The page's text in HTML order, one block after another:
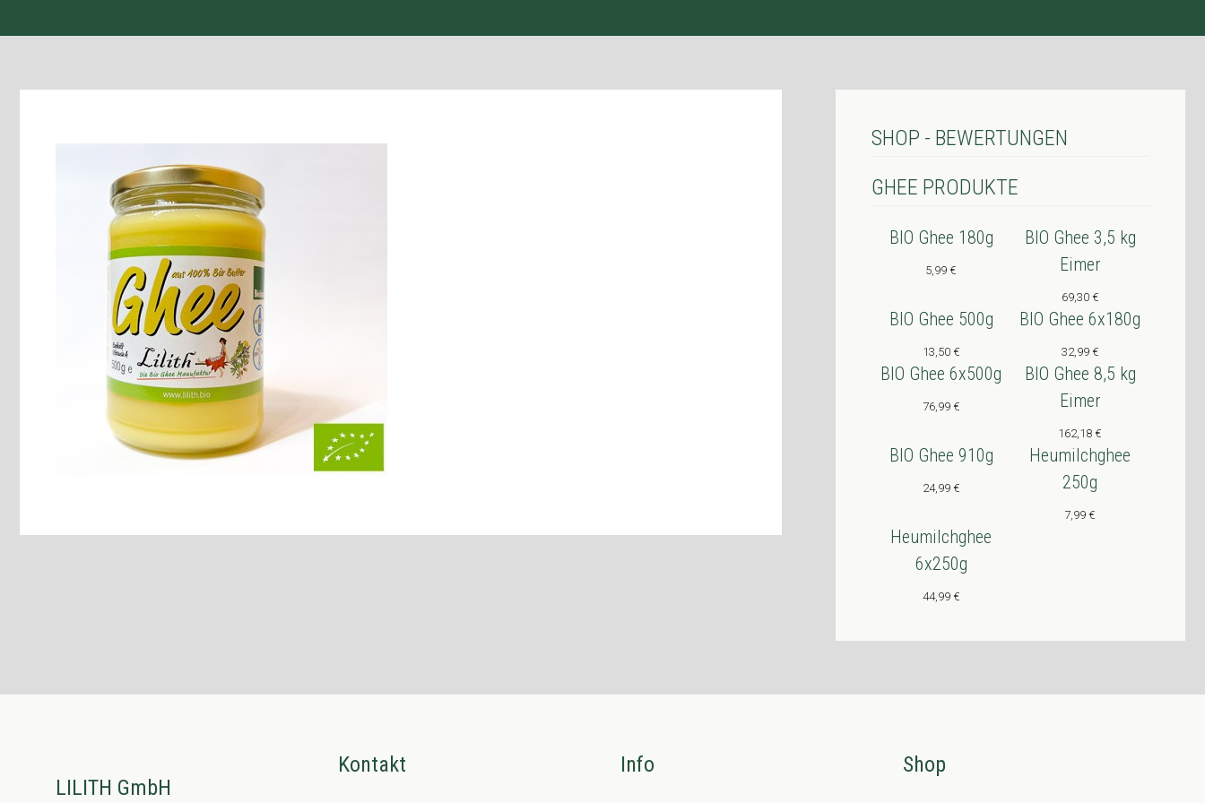
SHOP - BEWERTUNGEN
GHEE PRODUKTE
BIO Ghee 180g
5,99 €
BIO Ghee 3,5 kg
Eimer
69,30 €
BIO Ghee 500g
13,50 €
BIO Ghee 6x180g
32,99 €
BIO Ghee 6x500g
76,99 €
BIO Ghee 8,5 kg
Eimer
162,18 €
BIO Ghee 910g
24,99 €
Heumilchghee
250g
7,99 €
Heumilchghee
6x250g
44,99 €
LILITH GmbH
Kontakt Info Shop